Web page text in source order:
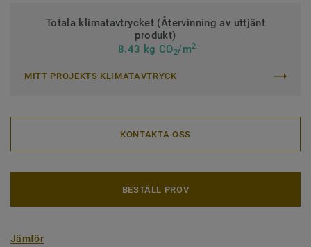
Totala klimatavtrycket (Återvinning av uttjänt
produkt)
8.43 kg CO2/m2
MITT PROJEKTS KLIMATAVTRYCK
KONTAKTA OSS
BESTÄLL PROV
Jämför